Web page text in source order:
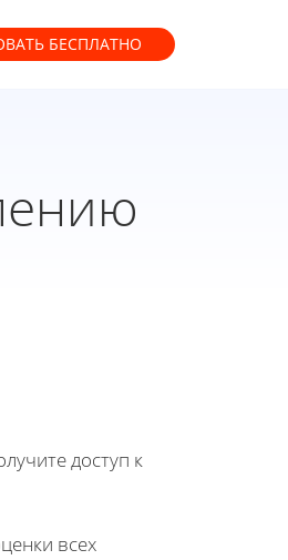
БЕСПЛАТНО
доступ к
всех